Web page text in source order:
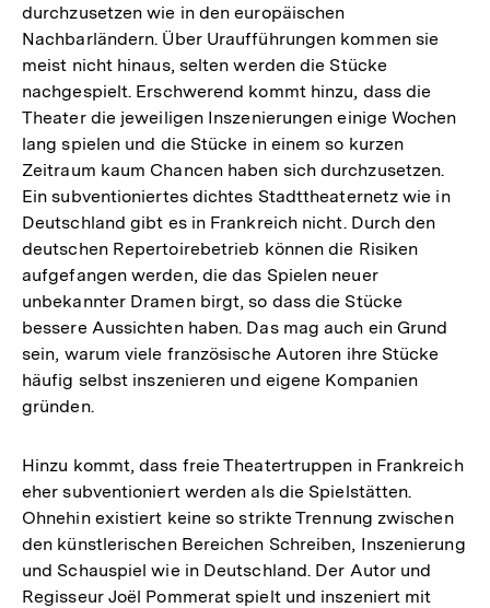
durchzusetzen wie in den europäischen
Nachbarländern. Über Uraufführungen kommen sie
meist nicht hinaus, selten werden die Stücke
nachgespielt. Erschwerend kommt hinzu, dass die
Theater die jeweiligen Inszenierungen einige Wochen
lang spielen und die Stücke in einem so kurzen
Zeitraum kaum Chancen haben sich durchzusetzen.
Ein subventioniertes dichtes Stadttheaternetz wie in
Deutschland gibt es in Frankreich nicht. Durch den
deutschen Repertoirebetrieb können die Risiken
aufgefangen werden, die das Spielen neuer
unbekannter Dramen birgt, so dass die Stücke
bessere Aussichten haben. Das mag auch ein Grund
sein, warum viele französische Autoren ihre Stücke
häufig selbst inszenieren und eigene Kompanien
gründen.
Hinzu kommt, dass freie Theatertruppen in Frankreich
eher subventioniert werden als die Spielstätten.
Ohnehin existiert keine so strikte Trennung zwischen
den künstlerischen Bereichen Schreiben, Inszenierung
und Schauspiel wie in Deutschland. Der Autor und
Regisseur Joël Pommerat spielt und inszeniert mit